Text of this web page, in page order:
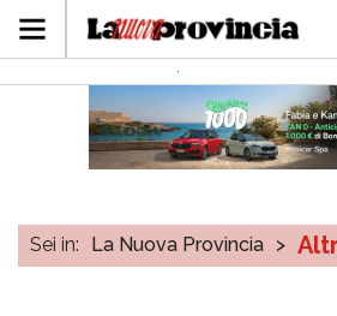
Sei in: La Nuova Provincia >